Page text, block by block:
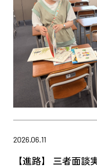
2026.06.11
【進路】 三者面談